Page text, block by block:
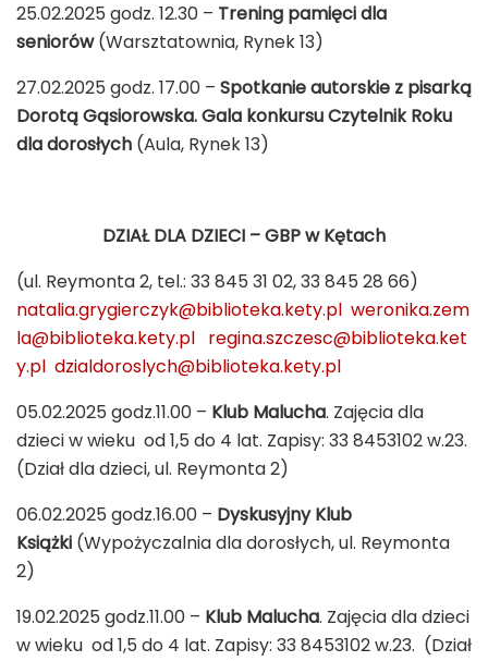
25.02.2025 godz. 12.30 – Trening pamięci dla
seniorów(Warsztatownia, Rynek 13)
27.02.2025 godz. 17.00 – Spotkanie autorskie z pisarką
Dorotą Gąsiorowska.Gala konkursu Czytelnik Roku
dla dorosłych (Aula, Rynek 13)
DZIAŁ DLA DZIECI – GBP w Kętach
(ul. Reymonta 2, tel.: 33 845 31 02, 33 845 28 66)
natalia.grygierczyk@biblioteka.kety.pl weronika.zem
la@biblioteka.kety.pl regina.szczesc@biblioteka.ket
y.pl dzialdoroslych@biblioteka.kety.pl
05.02.2025 godz.11.00 – Klub Malucha. Zajęcia dla
dzieci w wieku od 1,5 do 4 lat. Zapisy: 33 8453102 w.23.
(Dział dla dzieci, ul. Reymonta 2)
06.02.2025 godz.16.00 – Dyskusyjny Klub
Książki (Wypożyczalnia dla dorosłych, ul. Reymonta
2)
19.02.2025 godz.11.00 – Klub Malucha. Zajęcia dla dzieci
w wieku od 1,5 do 4 lat. Zapisy: 33 8453102 w.23. (Dział